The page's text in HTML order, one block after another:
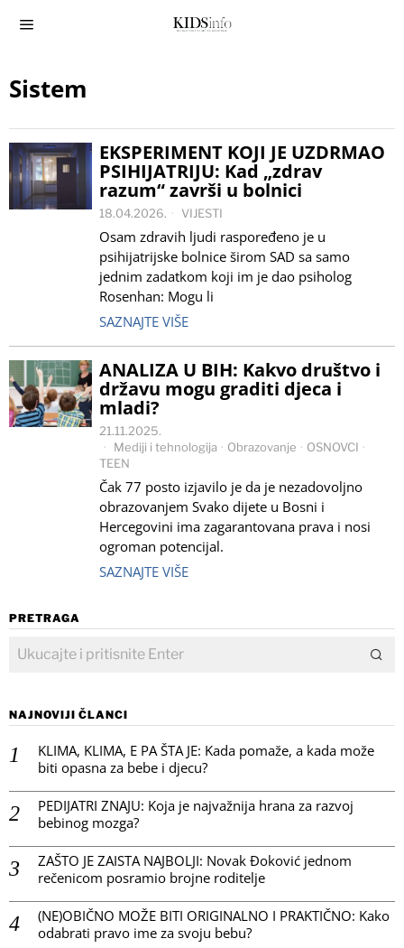
Sistem
EKSPERIMENT KOJI JE UZDRMAO
PSIHIJATRIJU: Kad „zdrav
razum“ završi u bolnici
18.04.2026. VIJESTI
Osam zdravih ljudi raspoređeno je u
psihijatrijske bolnice širom SAD sa samo
jednim zadatkom koji im je dao psiholog
Rosenhan: Mogu li
SAZNAJTE VIŠE
ANALIZA U BIH: Kakvo društvo i
državu mogu graditi djeca i
mladi?
21.11.2025.
Mediji i tehnologija · Obrazovanje · OSNOVCI ·
TEEN
Čak 77 posto izjavilo je da je nezadovoljno
obrazovanjem Svako dijete u Bosni i
Hercegovini ima zagarantovana prava i nosi
ogroman potencijal.
SAZNAJTE VIŠE
PRETRAGA
NAJNOVIJI ČLANCI
KLIMA, KLIMA, E PA ŠTA JE: Kada pomaže, a kada može
biti opasna za bebe i djecu?
PEDIJATRI ZNAJU: Koja je najvažnija hrana za razvoj
bebinog mozga?
ZAŠTO JE ZAISTA NAJBOLJI: Novak Đoković jednom
rečenicom posramio brojne roditelje
(NE)OBIČNO MOŽE BITI ORIGINALNO I PRAKTIČNO: Kako
odabrati pravo ime za svoju bebu?